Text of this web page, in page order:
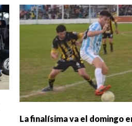
La finalísima va el domingo